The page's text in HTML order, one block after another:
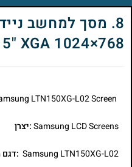
XGA 1024×768
Samsung LCD Screens:יצרן
Samsung LTN150XG-L02